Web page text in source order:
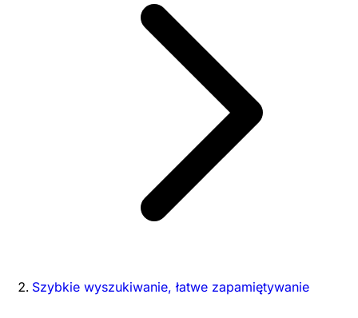
Szybkie wyszukiwanie, łatwe zapamiętywanie